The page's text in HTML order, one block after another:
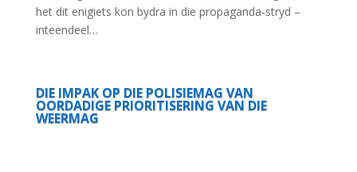
het dit enigiets kon bydra in die propaganda-stryd –
inteendeel…
DIE IMPAK OP DIE POLISIEMAG VAN
OORDADIGE PRIORITISERING VAN DIE
WEERMAG